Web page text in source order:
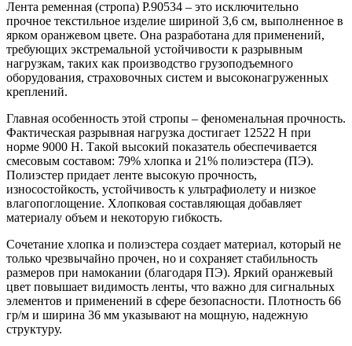
Лента ременная (стропа) Р.90534 – это исключительно
прочное текстильное изделие шириной 3,6 см, выполненное в
ярком оранжевом цвете. Она разработана для применений,
требующих экстремальной устойчивости к разрывным
нагрузкам, таких как производство грузоподъемного
оборудования, страховочных систем и высоконагруженных
креплений.
Главная особенность этой стропы – феноменальная прочность.
Фактическая разрывная нагрузка достигает 12522 H при
норме 9000 H. Такой высокий показатель обеспечивается
смесовым составом: 79% хлопка и 21% полиэстера (ПЭ).
Полиэстер придает ленте высокую прочность,
износостойкость, устойчивость к ультрафиолету и низкое
влагопоглощение. Хлопковая составляющая добавляет
материалу объем и некоторую гибкость.
Сочетание хлопка и полиэстера создает материал, который не
только чрезвычайно прочен, но и сохраняет стабильность
размеров при намокании (благодаря ПЭ). Яркий оранжевый
цвет повышает видимость ленты, что важно для сигнальных
элементов и применений в сфере безопасности. Плотность 66
гр/м и ширина 36 мм указывают на мощную, надежную
структуру.